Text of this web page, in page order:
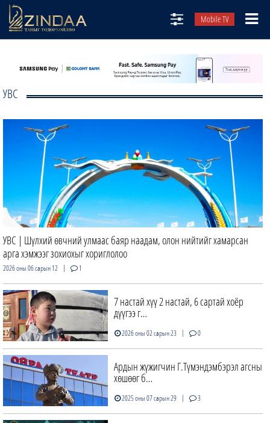
Mobile TV
ТВ8
ӨГЛӨӨНИЙ СОНИН
АУДИО ЗОХИОЛ
ЗИНДАА СЭТГҮҮЛ
УВС
УВС | Шүлхий өвчний улмаас баяр наадам, олон нийтийг хамарсан
арга хэмжээг зохиохыг хориглолоо
2026 оны 06 сарын 12 | 1
7 настай хүү 2 настай, 6 сартай хоёр
дүүгээ г…
2026 оны 02 сарын 23 | 0
Ардын жүжигчин Г.Түмэндэмбэрэл агсны
хөшөөг б…
2025 оны 07 сарын 29 | 3